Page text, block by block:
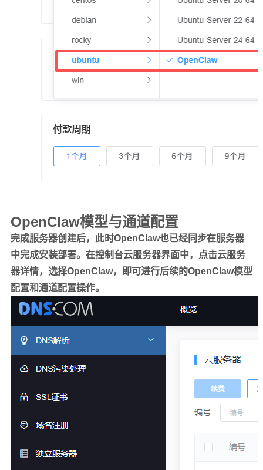
OpenClaw模型与通道配置
完成服务器创建后，此时OpenClaw也已经同步在服务器
中完成安装部署。在控制台云服务器界面中，点击云服务
器详情，选择OpenClaw，即可进行后续的OpenClaw模型
配置和通道配置操作。